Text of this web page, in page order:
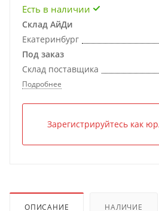
Есть в наличии
Склад АйДи
Екатеринбург
Под заказ
Склад поставщика
Подробнее
Зарегистрируйтесь как
ОПИСАНИЕ НАЛИЧИЕ